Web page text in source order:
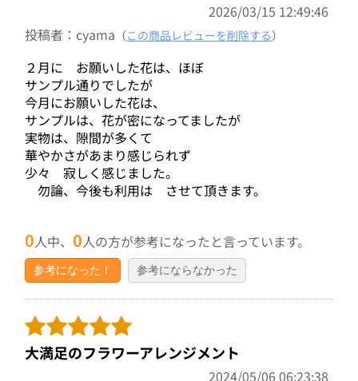
2026/03/15 12:49:46
投稿者：cyama （この商品レビューを削除する）
２月に お願いした花は、ほぼ
サンプル通りでしたが
今月にお願いした花は、
サンプルは、花が密になってましたが
実物は、隙間が多くて
華やかさがあまり感じられず
少々 寂しく感じました。
勿論、今後も利用は させて頂きます。
0人中、0人の方が参考になったと言っています。
参考になった！ 参考にならなかった
大満足のフラワーアレンジメント
2024/05/06 06:23:38